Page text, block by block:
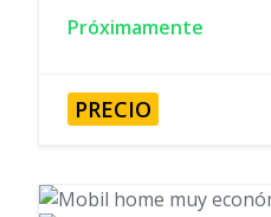
Próximamente
PRECIO